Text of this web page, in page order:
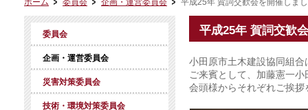
ホーム 委員会 企画・運営委員会 平成25年 賀詞交歓会を開催しま
平成25年 賀詞交歓
小田原市土木建設協同組
ご来賓として、加藤憲一
会頭様からそれぞれご挨拶
委員会
企画・運営委員会
災害対策委員会
技術・環境対策委員会